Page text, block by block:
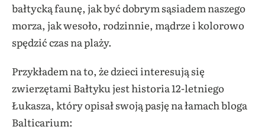
bałtycką faunę, jak być dobrym sąsiadem naszego
morza, jak wesoło, rodzinnie, mądrze i kolorowo
spędzić czas na plaży.
Przykładem na to, że dzieci interesują się
zwierzętami Bałtyku jest historia 12-letniego
Łukasza, który opisał swoją pasję na łamach bloga
Balticarium: